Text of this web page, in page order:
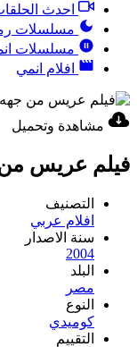
احدث
مسلسلات
مسلسلات
افلام انمي
مشاهدة وتحميل
فيلم عريس من جهه
التصنيف
افلام عربي
سنة الاصدار
2004
البلد
مصر
النوع
كوميدي
التقييم